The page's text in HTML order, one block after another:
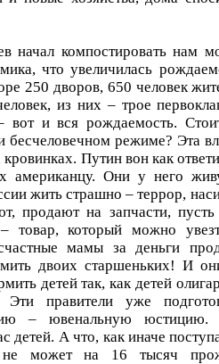
начал компостировать нам
что увеличилась
250 дворов, 650 человек
из них – трое
вот и вся рождаемость.
бесчеловечном режиме? Эта
кровинках. Путин вон как
американцу. Они у него
жить страшно – террор,
продают на запчасти,
товар, который можно
мамы за деньги
двоих старшеньких! И
детей так, как детей
правители уже
– ювенальную юстицию.
детей. А что, как иначе
может на 16 тысяч